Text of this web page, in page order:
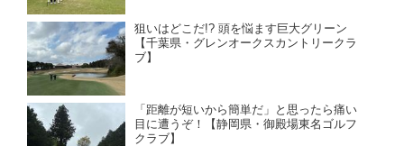
狙いはどこだ!? 頭を悩ます巨大グリーン
【千葉県・グレンオークスカントリークラ
ブ】
「距離が短いから簡単だ」と思ったら痛い
目に遭うぞ！【静岡県・御殿場東名ゴルフ
クラブ】